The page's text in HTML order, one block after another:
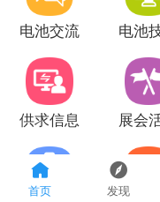
首页 发现
电池交流 电池
供求信息 展会